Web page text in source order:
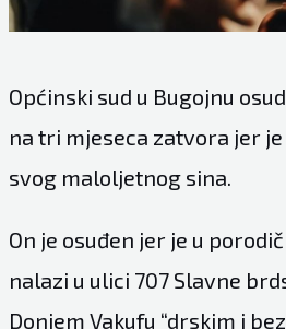
Općinski sud u Bugojnu
na tri mjeseca zatvora jer
svog maloljetnog sina.
On je osuđen jer je u
nalazi u ulici 707 Slavne
Donjem Vakufu “drskim i